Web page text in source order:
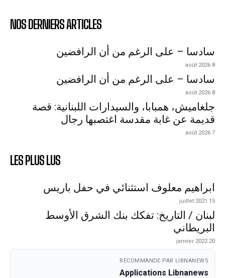
NOS DERNIERS ARTICLES
سادسا – على الرغم من أن الرافضين
8 août 2026
سادسا – على الرغم من أن الرافضين
8 août 2026
جلغاميش، همبابا، والسيدارات اللبنانية: قصة
قديمة عن غابة مقدسة اغتصبها رجال
7 août 2026
LES PLUS LUS
ابراهيم معلوف استثنائي في حفل باريس
15 juillet 2021
لبنان / التاريخ: تفكك بنك الشرق الأوسط
البريطاني
20 janvier 2022
RECOMMANDE PAR LIBNANEWS
Applications Libnanews